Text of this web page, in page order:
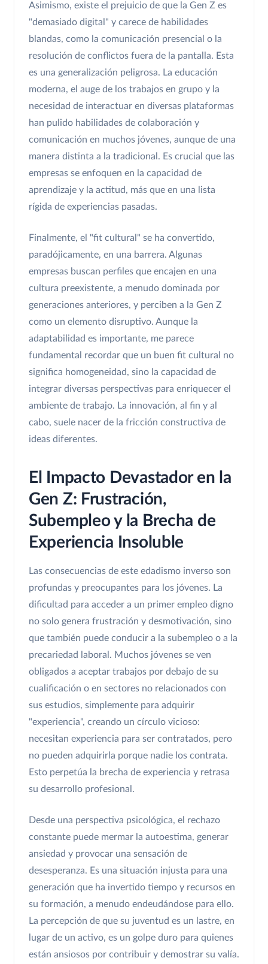
Asimismo, existe el prejuicio de que la Gen Z es
"demasiado digital" y carece de habilidades
blandas, como la comunicación presencial o la
resolución de conflictos fuera de la pantalla. Esta
es una generalización peligrosa. La educación
moderna, el auge de los trabajos en grupo y la
necesidad de interactuar en diversas plataformas
han pulido habilidades de colaboración y
comunicación en muchos jóvenes, aunque de una
manera distinta a la tradicional. Es crucial que las
empresas se enfoquen en la capacidad de
aprendizaje y la actitud, más que en una lista
rígida de experiencias pasadas.
Finalmente, el "fit cultural" se ha convertido,
paradójicamente, en una barrera. Algunas
empresas buscan perfiles que encajen en una
cultura preexistente, a menudo dominada por
generaciones anteriores, y perciben a la Gen Z
como un elemento disruptivo. Aunque la
adaptabilidad es importante, me parece
fundamental recordar que un buen fit cultural no
significa homogeneidad, sino la capacidad de
integrar diversas perspectivas para enriquecer el
ambiente de trabajo. La innovación, al fin y al
cabo, suele nacer de la fricción constructiva de
ideas diferentes.
El Impacto Devastador en la
Gen Z: Frustración,
Subempleo y la Brecha de
Experiencia Insoluble
Las consecuencias de este edadismo inverso son
profundas y preocupantes para los jóvenes. La
dificultad para acceder a un primer empleo digno
no solo genera frustración y desmotivación, sino
que también puede conducir a la subempleo o a la
precariedad laboral. Muchos jóvenes se ven
obligados a aceptar trabajos por debajo de su
cualificación o en sectores no relacionados con
sus estudios, simplemente para adquirir
"experiencia", creando un círculo vicioso:
necesitan experiencia para ser contratados, pero
no pueden adquirirla porque nadie los contrata.
Esto perpetúa la brecha de experiencia y retrasa
su desarrollo profesional.
Desde una perspectiva psicológica, el rechazo
constante puede mermar la autoestima, generar
ansiedad y provocar una sensación de
desesperanza. Es una situación injusta para una
generación que ha invertido tiempo y recursos en
su formación, a menudo endeudándose para ello.
La percepción de que su juventud es un lastre, en
lugar de un activo, es un golpe duro para quienes
están ansiosos por contribuir y demostrar su valía.